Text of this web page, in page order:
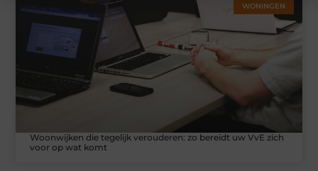
WONINGEN
Woonwijken die tegelijk verouderen: zo bereidt uw VvE zich
voor op wat komt